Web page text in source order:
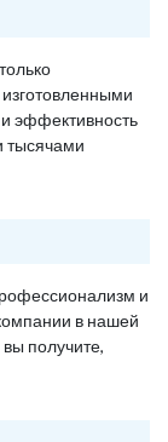
эффективность
тысячами
и
в нашей
получите,